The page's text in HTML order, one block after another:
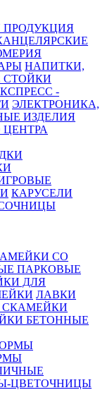
ПРОДУКЦИЯ
НАПИТКИ,
СТОЙКИ
-
ЭЛЕКТРОНИКА,
ИЗДЕЛИЯ
КАРУСЕЛИ
СО
ПАРКОВЫЕ
ДЛЯ
ЛАВКИ
СКАМЕЙКИ
БЕТОННЫЕ
ЦВЕТОЧНИЦЫ